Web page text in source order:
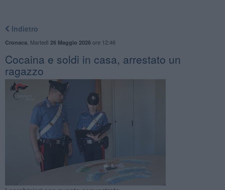
Indietro
Cronaca Martedì 26 Maggio 2026ore 12:46
Cocaina e soldi in casa, arrestato un
ragazzo